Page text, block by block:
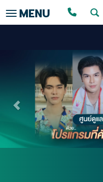
Toggle navigation
MENU